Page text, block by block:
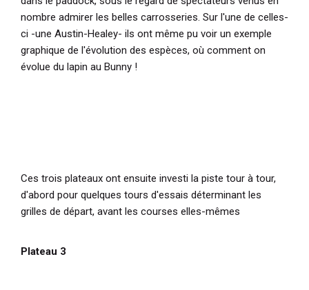
nombre admirer les belles carrosseries. Sur l'une de celles-
ci -une Austin-Healey- ils ont même pu voir un exemple
graphique de l'évolution des espèces, où comment on
évolue du lapin au Bunny !
Ces trois plateaux ont ensuite investi la piste tour à tour,
d'abord pour quelques tours d'essais déterminant les
grilles de départ, avant les courses elles-mêmes
Plateau 3